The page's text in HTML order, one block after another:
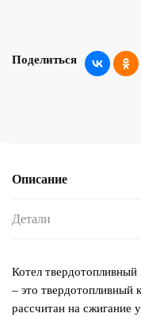
Поделиться
Описание
Детали
Котел
– это твердотопливный
рассчитан на сжигание